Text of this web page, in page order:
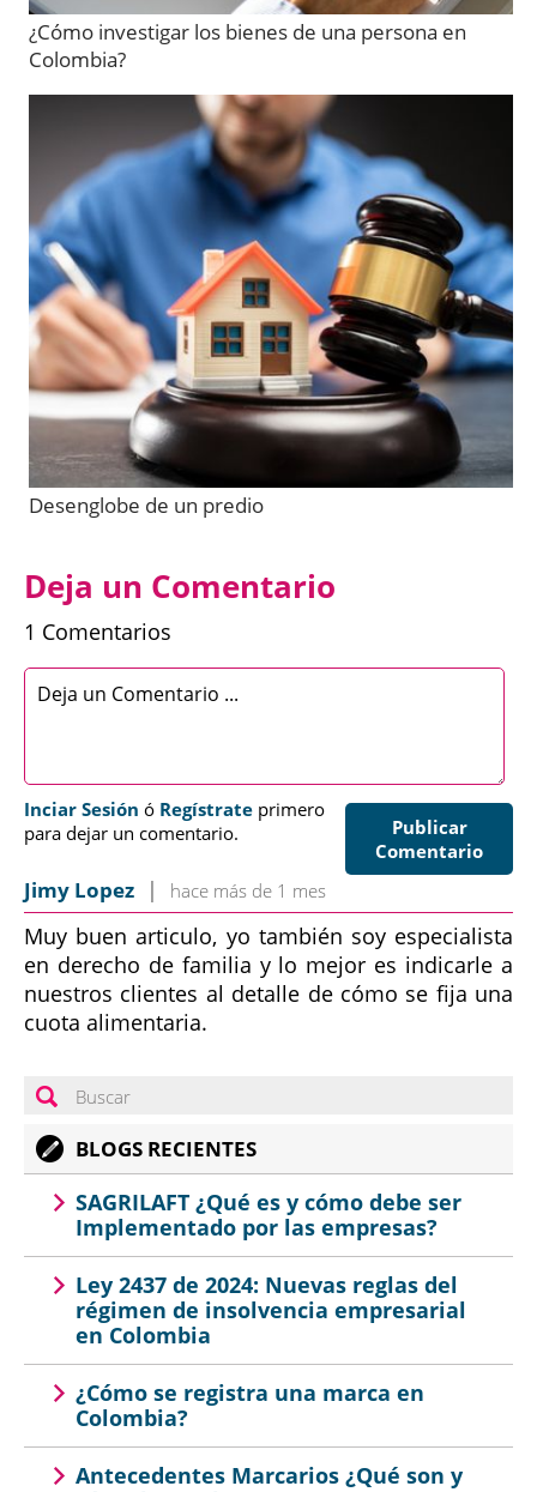
¿Cómo investigar los bienes de una persona en
Colombia?
Desenglobe de un predio
Deja un Comentario
1 Comentarios
Publicar
Comentario
Inciar Sesión ó Regístrate primero
para dejar un comentario.
Jimy Lopez | hace más de 1 mes
Muy buen articulo, yo también soy especialista
en derecho de familia y lo mejor es indicarle a
nuestros clientes al detalle de cómo se fija una
cuota alimentaria.
BLOGS RECIENTES
SAGRILAFT ¿Qué es y cómo debe ser
Implementado por las empresas?
Ley 2437 de 2024: Nuevas reglas del
régimen de insolvencia empresarial
en Colombia
¿Cómo se registra una marca en
Colombia?
Antecedentes Marcarios ¿Qué son y